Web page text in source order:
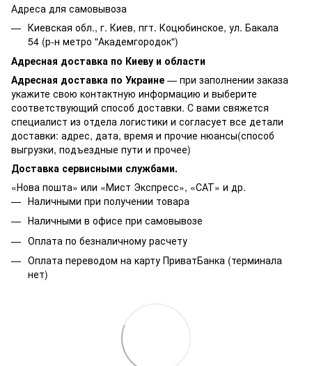
Адреса для самовывоза
Киевская обл., г. Киев, пгт. Коцюбинское, ул. Бакала
54 (р-н метро "Академгородок")
Адресная доставка по Киеву и области
Адресная доставка по Украине — при заполнении заказа
укажите свою контактную информацию и выберите
соответствующий способ доставки. С вами свяжется
специалист из отдела логистики и согласует все детали
доставки: адрес, дата, время и прочие нюансы(способ
выгрузки, подъездные пути и прочее)
Доставка сервисными службами.
«Нова пошта» или «Мист Экспресс», «САТ» и др.
Наличными при получении товара
Наличными в офисе при самовывозе
Оплата по безналичному расчету
Оплата переводом на карту ПриватБанка (терминала
нет)